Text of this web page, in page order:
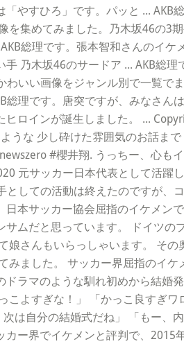
やすひろ」です。パッと ...
を集めてみました。乃木坂46の3
総理です。張本智和さんのイ
乃木坂46のサードア ... AKB総
わいい画像をジャンル別で一覧で
総理です。唐突ですが、みなさん
ロインが誕生しました。 ...
うな 少し砕けた雰囲気のお話ま
#櫻井翔. うっちー、心も
元サッカー日本代表として活躍
しての活動は終えたのですが
本サッカー協会屈指のイケメン
ムだと思っています。 ドイツ
娘さんもいらっしゃいます。 そ
ました。 サッカー界屈指のイ
ラマのような馴れ初めから結婚
よすぎな！」 「かっこ良すぎ
は自分の結婚式だね」 「もー、
ー界でイケメンと評判で、2015